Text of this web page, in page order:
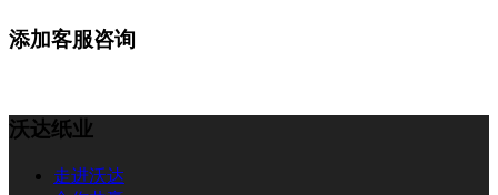
添加客服咨询
沃达纸业
走进沃达